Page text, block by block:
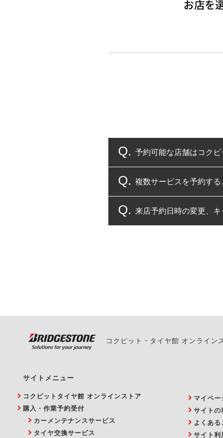
予約可能な店舗はコク
コクピット・タイヤ館
複数サービスを予約する
複数サービスのご予約
来店予約日時の変更、
また、やむを得ない事
コクピット・タイヤ館 オンライン
サイトメニュー
コクピットタイヤ館 オンラインストア
購入・作業予約受付
カーメンテナンスサービス
タイヤ交換サービス
マイペー
サイトの
よくあ
サイト利